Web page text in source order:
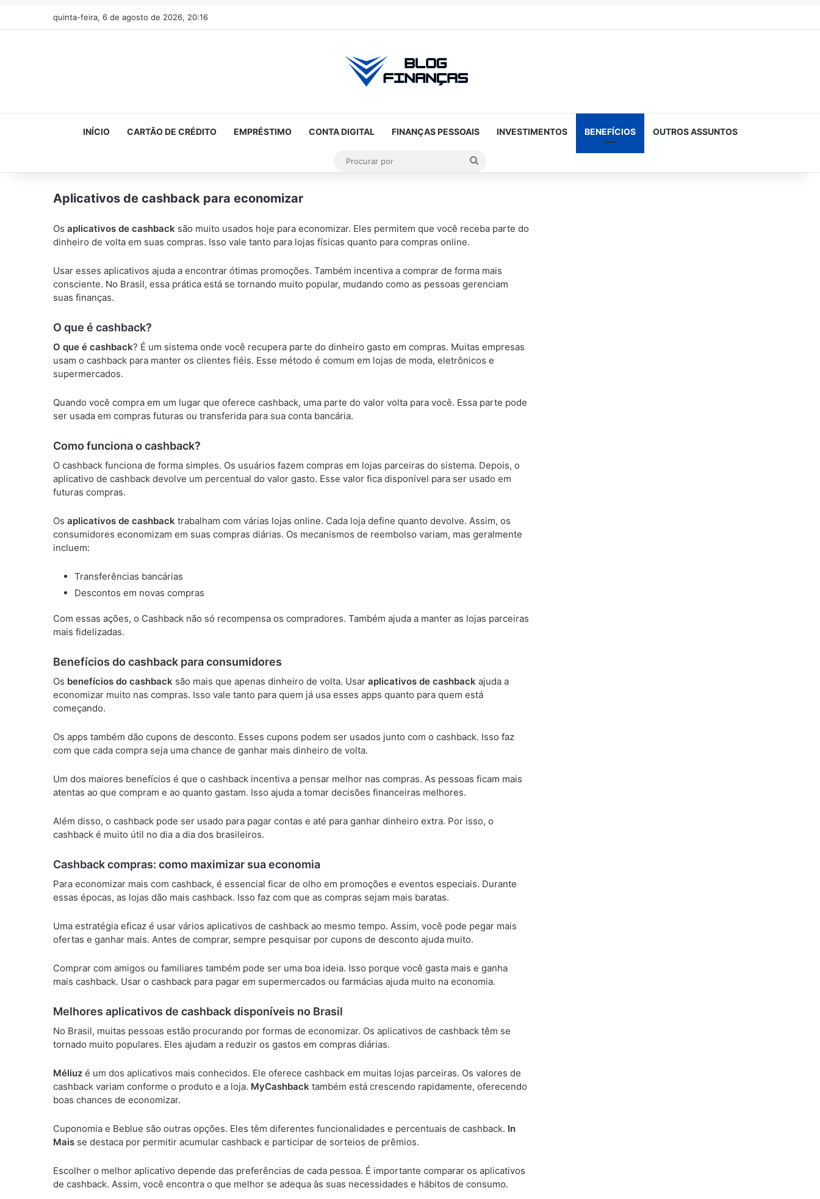
quinta-feira, 6 de agosto de 2026, 20:16
INÍCIO CARTÃO DE CRÉDITO EMPRÉSTIMO CONTA DIGITAL FINANÇAS PESSOAIS INVESTIMENTOS BENEFÍCIOS OUTROS ASSUNTOS
Aplicativos de cashback para economizar
Os aplicativos de cashback são muito usados hoje para economizar. Eles permitem que você receba parte do
dinheiro de volta em suas compras. Isso vale tanto para lojas físicas quanto para compras online.
Usar esses aplicativos ajuda a encontrar ótimas promoções. Também incentiva a comprar de forma mais
consciente. No Brasil, essa prática está se tornando muito popular, mudando como as pessoas gerenciam
suas finanças.
O que é cashback?
O que é cashback? É um sistema onde você recupera parte do dinheiro gasto em compras. Muitas empresas
usam o cashback para manter os clientes fiéis. Esse método é comum em lojas de moda, eletrônicos e
supermercados.
Quando você compra em um lugar que oferece cashback, uma parte do valor volta para você. Essa parte pode
ser usada em compras futuras ou transferida para sua conta bancária.
Como funciona o cashback?
O cashback funciona de forma simples. Os usuários fazem compras em lojas parceiras do sistema. Depois, o
aplicativo de cashback devolve um percentual do valor gasto. Esse valor fica disponível para ser usado em
futuras compras.
Os aplicativos de cashback trabalham com várias lojas online. Cada loja define quanto devolve. Assim, os
consumidores economizam em suas compras diárias. Os mecanismos de reembolso variam, mas geralmente
incluem:
Transferências bancárias
Descontos em novas compras
Com essas ações, o Cashback não só recompensa os compradores. Também ajuda a manter as lojas parceiras
mais fidelizadas.
Benefícios do cashback para consumidores
Os benefícios do cashback são mais que apenas dinheiro de volta. Usar aplicativos de cashback ajuda a
economizar muito nas compras. Isso vale tanto para quem já usa esses apps quanto para quem está
começando.
Os apps também dão cupons de desconto. Esses cupons podem ser usados junto com o cashback. Isso faz
com que cada compra seja uma chance de ganhar mais dinheiro de volta.
Um dos maiores benefícios é que o cashback incentiva a pensar melhor nas compras. As pessoas ficam mais
atentas ao que compram e ao quanto gastam. Isso ajuda a tomar decisões financeiras melhores.
Além disso, o cashback pode ser usado para pagar contas e até para ganhar dinheiro extra. Por isso, o
cashback é muito útil no dia a dia dos brasileiros.
Cashback compras: como maximizar sua economia
Para economizar mais com cashback, é essencial ficar de olho em promoções e eventos especiais. Durante
essas épocas, as lojas dão mais cashback. Isso faz com que as compras sejam mais baratas.
Uma estratégia eficaz é usar vários aplicativos de cashback ao mesmo tempo. Assim, você pode pegar mais
ofertas e ganhar mais. Antes de comprar, sempre pesquisar por cupons de desconto ajuda muito.
Comprar com amigos ou familiares também pode ser uma boa ideia. Isso porque você gasta mais e ganha
mais cashback. Usar o cashback para pagar em supermercados ou farmácias ajuda muito na economia.
Melhores aplicativos de cashback disponíveis no Brasil
No Brasil, muitas pessoas estão procurando por formas de economizar. Os aplicativos de cashback têm se
tornado muito populares. Eles ajudam a reduzir os gastos em compras diárias.
Méliuz é um dos aplicativos mais conhecidos. Ele oferece cashback em muitas lojas parceiras. Os valores de
cashback variam conforme o produto e a loja. MyCashback também está crescendo rapidamente, oferecendo
boas chances de economizar.
Cuponomia e Beblue são outras opções. Eles têm diferentes funcionalidades e percentuais de cashback. In
Mais se destaca por permitir acumular cashback e participar de sorteios de prêmios.
Escolher o melhor aplicativo depende das preferências de cada pessoa. É importante comparar os aplicativos
de cashback. Assim, você encontra o que melhor se adequa às suas necessidades e hábitos de consumo.